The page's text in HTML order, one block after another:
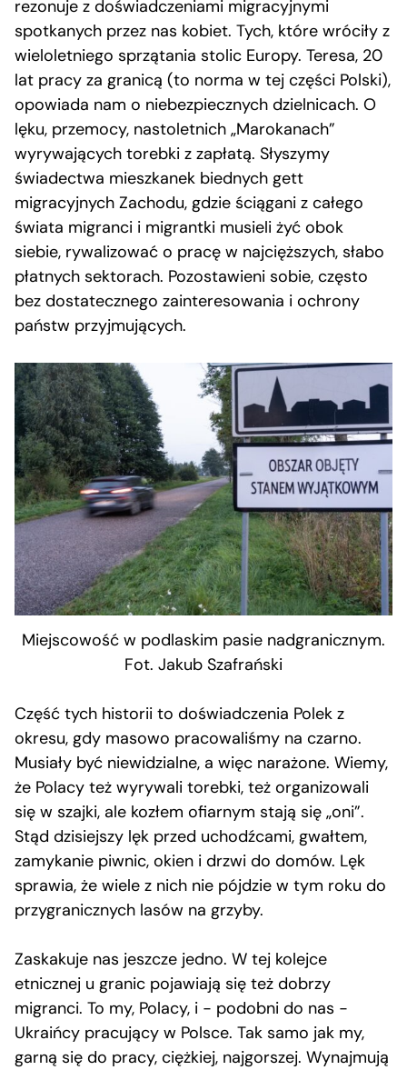
rezonuje z doświadczeniami migracyjnymi
spotkanych przez nas kobiet. Tych, które wróciły z
wieloletniego sprzątania stolic Europy. Teresa, 20
lat pracy za granicą (to norma w tej części Polski),
opowiada nam o niebezpiecznych dzielnicach. O
lęku, przemocy, nastoletnich „Marokanach”
wyrywających torebki z zapłatą. Słyszymy
świadectwa mieszkanek biednych gett
migracyjnych Zachodu, gdzie ściągani z całego
świata migranci i migrantki musieli żyć obok
siebie, rywalizować o pracę w najcięższych, słabo
płatnych sektorach. Pozostawieni sobie, często
bez dostatecznego zainteresowania i ochrony
państw przyjmujących.
Miejscowość w podlaskim pasie nadgranicznym.
Fot. Jakub Szafrański
Część tych historii to doświadczenia Polek z
okresu, gdy masowo pracowaliśmy na czarno.
Musiały być niewidzialne, a więc narażone. Wiemy,
że Polacy też wyrywali torebki, też organizowali
się w szajki, ale kozłem ofiarnym stają się „oni”.
Stąd dzisiejszy lęk przed uchodźcami, gwałtem,
zamykanie piwnic, okien i drzwi do domów. Lęk
sprawia, że wiele z nich nie pójdzie w tym roku do
przygranicznych lasów na grzyby.
Zaskakuje nas jeszcze jedno. W tej kolejce
etnicznej u granic pojawiają się też dobrzy
migranci. To my, Polacy, i − podobni do nas −
Ukraińcy pracujący w Polsce. Tak samo jak my,
garną się do pracy, ciężkiej, najgorszej. Wynajmują